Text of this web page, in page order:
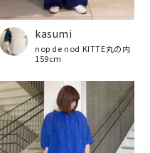
kasumi
nop de nod KITTE丸の内
159cm